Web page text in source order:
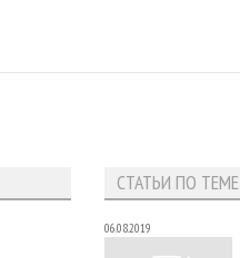
СТАТЬИ ПО ТЕМЕ
06.08.2019